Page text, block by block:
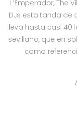
L’Emperador, The
DJs esta tanda de
lleva hasta casi 40
sevillano, que en
como